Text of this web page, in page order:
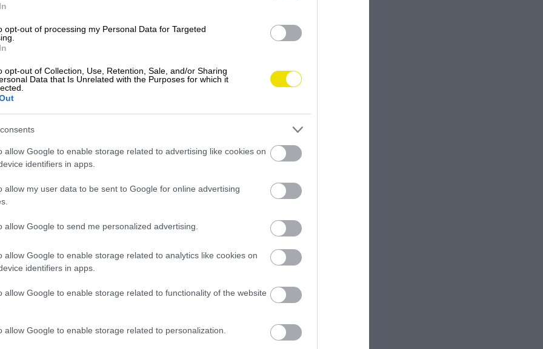
opt-out of processing my Personal Data for Targeted
opt-out of Collection, Use, Retention, Sale, and/or Sharing
Data that Is Unrelated with the Purposes for which it
allow Google to enable storage related to advertising like cookies on
identifiers in apps.
allow my user data to be sent to Google for online advertising
allow Google to send me personalized advertising.
allow Google to enable storage related to analytics like cookies on
identifiers in apps.
allow Google to enable storage related to functionality of the website
allow Google to enable storage related to personalization.
nevoľnosť, nechutenstvo, nespavosť, slabosť.
6–24 hodín po výstupe.
pokoji, pocit topenia sa, niekedy ružovkastý spút.
smrť do 24 hodín.
prestať stúpať. Pri druhých dvoch: okamžite